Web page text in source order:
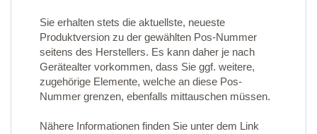
Sie erhalten stets die aktuellste, neueste
Produktversion zu der gewählten Pos-Nummer
seitens des Herstellers. Es kann daher je nach
Gerätealter vorkommen, dass Sie ggf. weitere,
zugehörige Elemente, welche an diese Pos-
Nummer grenzen, ebenfalls mittauschen müssen.
Nähere Informationen finden Sie unter dem Link